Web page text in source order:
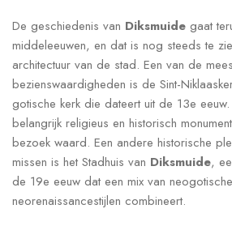
De geschiedenis van Diksmuide gaat
middeleeuwen, en dat is nog steeds te
architectuur van de stad. Een van de
bezienswaardigheden is de Sint-
gotische kerk die dateert uit de 13e
belangrijk religieus en historisch
bezoek waard. Een andere historische
missen is het Stadhuis van Diksmuide,
de 19e eeuw dat een mix van
neorenaissancestijlen combineert.